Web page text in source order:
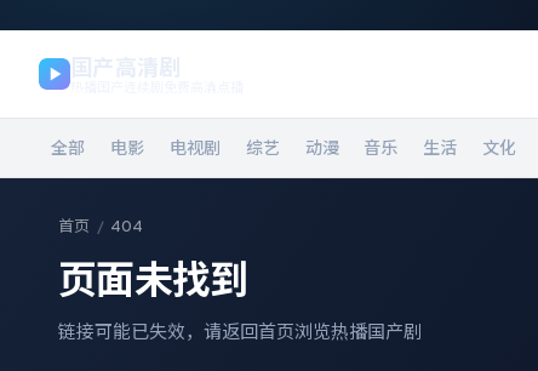
全部 电影 电视剧 综艺 动漫 音乐 生活 文化
首页 / 404
页面未找到
链接可能已失效，请返回首页浏览热播国产剧